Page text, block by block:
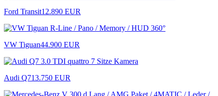
Ford Transit12.890 EUR
VW Tiguan44.900 EUR
Audi Q713.750 EUR